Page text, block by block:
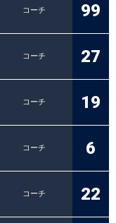
コーチ
99
コーチ
27
コーチ
19
コーチ
6
コーチ
22